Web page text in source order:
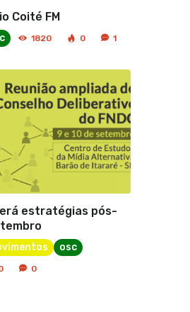
Coité FM
1820 0 1
estratégias pós-
osc
0